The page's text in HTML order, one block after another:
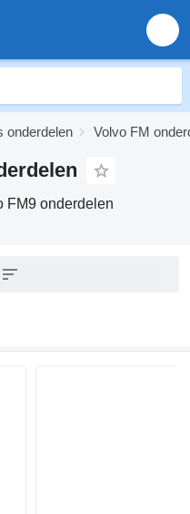
onderdelen Volvo FM
FM9 onderdelen